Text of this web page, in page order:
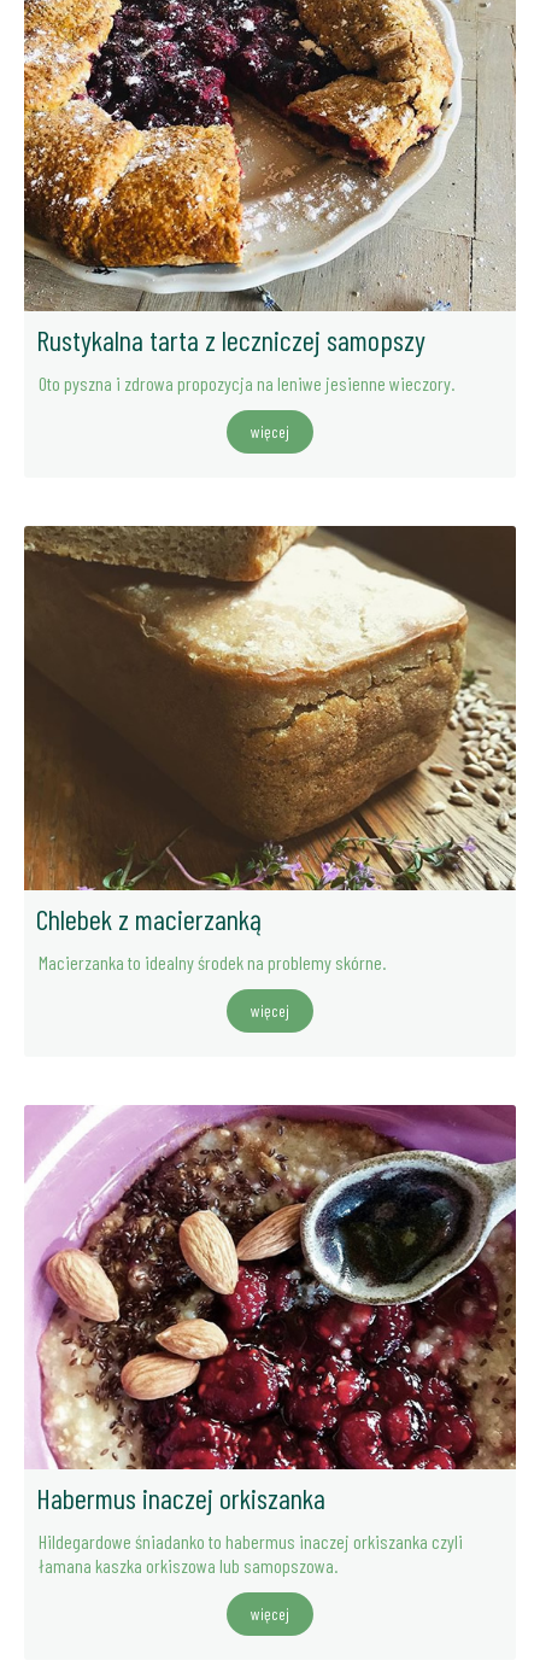
Rustykalna tarta z leczniczej samopszy
Oto pyszna i zdrowa propozycja na leniwe jesienne wieczory.
więcej
Chlebek z macierzanką
Macierzanka to idealny środek na problemy skórne.
więcej
Habermus inaczej orkiszanka
Hildegardowe śniadanko to habermus inaczej orkiszanka czyli
łamana kaszka orkiszowa lub samopszowa.
więcej